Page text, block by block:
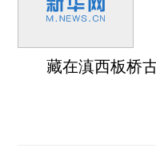
藏在滇西板桥